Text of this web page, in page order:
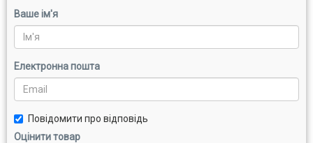
Ваше ім'я
Електронна пошта
Повідомити про відповідь
Оцінити товар